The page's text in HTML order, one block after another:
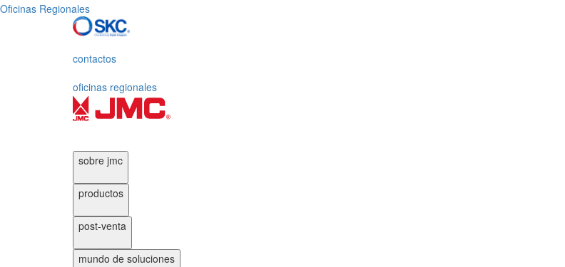
Oficinas Regionales
contactos
oficinas regionales
sobre jmc
productos
post-venta
mundo de soluciones